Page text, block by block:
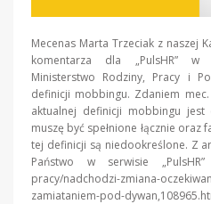
Mecenas Marta Trzeciak z naszej
komentarza dla „PulsHR”
Ministerstwo Rodziny, Pracy i
definicji mobbingu. Zdaniem
aktualnej definicji mobbingu jest
muszę być spełnione łącznie
tej definicji są niedookreślone. Z
Państwo w serwisie „PulsHR”
pracy/nadchodzi-zmiana-
zamiataniem-pod-